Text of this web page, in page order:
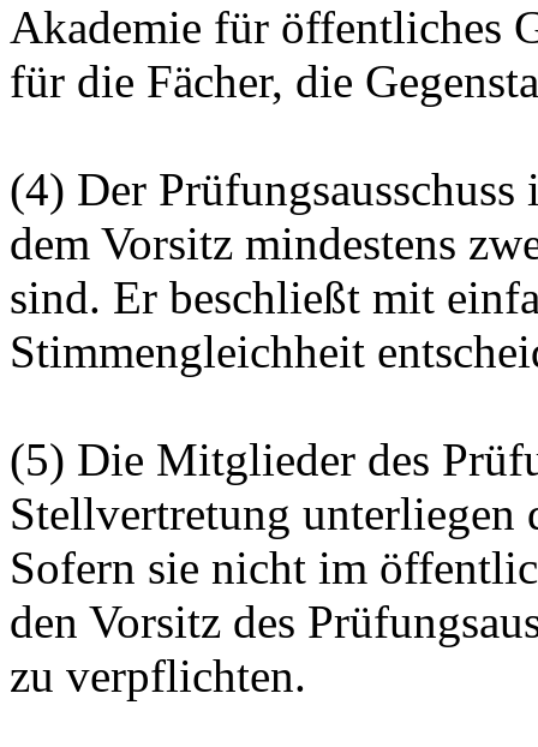
Akademie für öffentliches
für die Fächer, die
(4) Der
dem Vorsitz mindestens
sind. Er beschließt mit
Stimmengleichheit
(5) Die Mitglieder des
Stellvertretung unterliegen
Sofern sie nicht im
den Vorsitz des
zu verpflichten.